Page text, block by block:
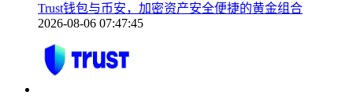
Trust钱包与币安，加密资产安全便捷的黄金组合
2026-08-06 07:47:45